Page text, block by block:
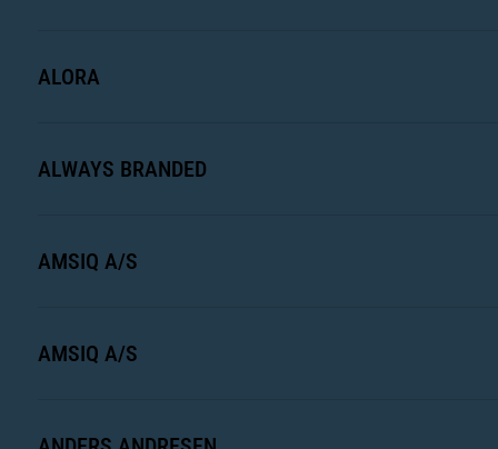
ALORA
ALWAYS BRANDED
AMSIQ A/S
AMSIQ A/S